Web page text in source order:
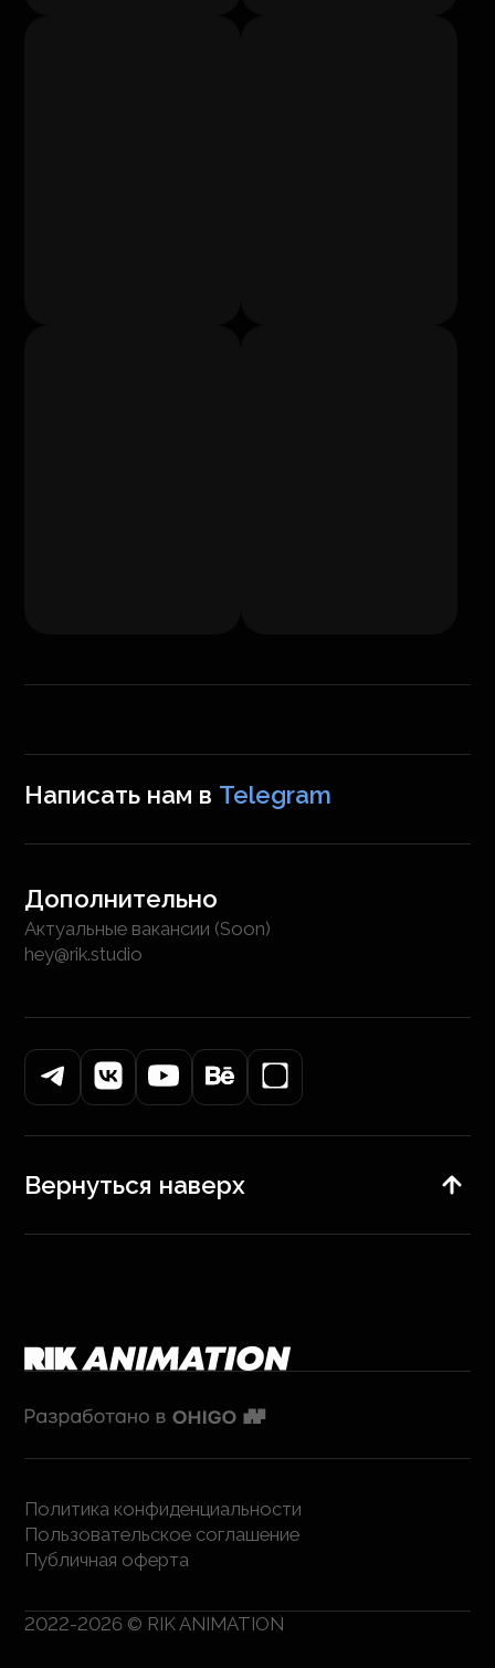
Написать нам в Telegram
Дополнительно
Актуальные вакансии (Soon)
hey@rik.studio
Вернуться наверх
Политика конфиденциальности
Пользовательское соглашение
Публичная оферта
2022-2026 © RIK ANIMATION